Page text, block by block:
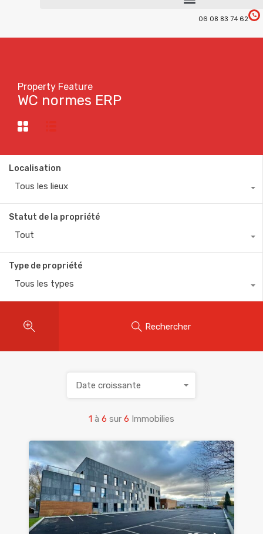
06 08 83 74 62
Property Feature
WC normes ERP
Localisation
Tous les lieux
Statut de la propriété
Tout
Type de propriété
Tous les types
Rechercher
1 à 6 sur 6 Immobilies
Date croissante